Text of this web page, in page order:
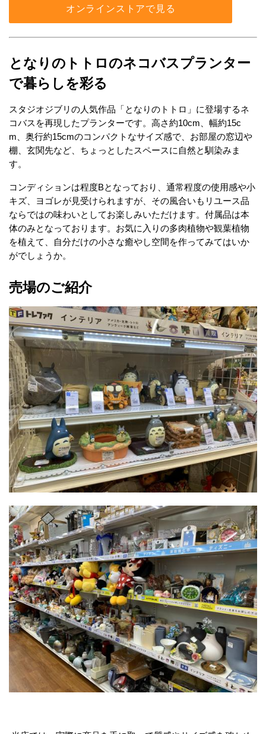
オンラインストアで見る
となりのトトロのネコバスプランター
で暮らしを彩る
スタジオジブリの人気作品「となりのトトロ」に登場するネ
コバスを再現したプランターです。高さ約10cm、幅約15c
m、奥行約15cmのコンパクトなサイズ感で、お部屋の窓辺や
棚、玄関先など、ちょっとしたスペースに自然と馴染みま
す。
コンディションは程度Bとなっており、通常程度の使用感や小
キズ、ヨゴレが見受けられますが、その風合いもリユース品
ならではの味わいとしてお楽しみいただけます。付属品は本
体のみとなっております。お気に入りの多肉植物や観葉植物
を植えて、自分だけの小さな癒やし空間を作ってみてはいか
がでしょうか。
売場のご紹介